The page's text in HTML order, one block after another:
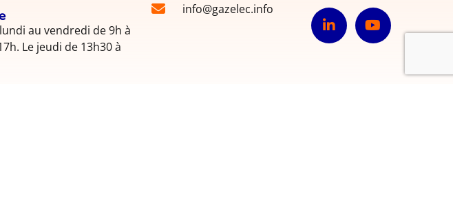
au vendredi de 9h à
Le jeudi de 13h30 à
info@gazelec.info